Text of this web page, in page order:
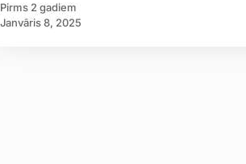
pirms 2 gadiem
janvāris 8, 2025